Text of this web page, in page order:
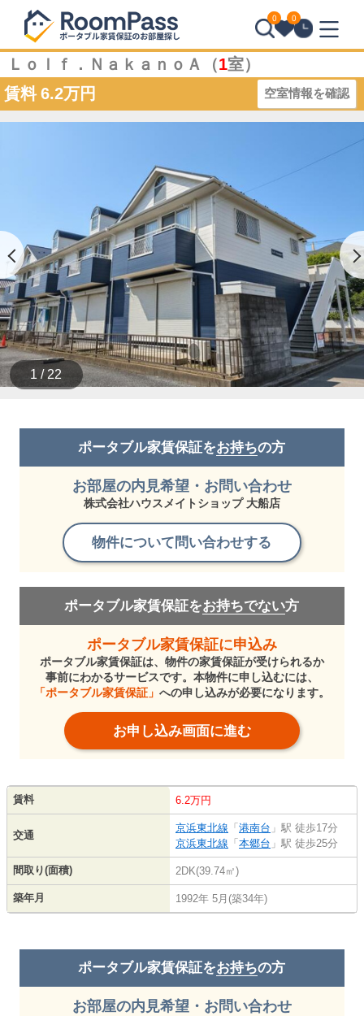
0 0
Ｌｏｌｆ．ＮａｋａｎｏＡ（1室）
賃料 6.2万円 空室情報を確認
1 / 22
ポータブル家賃保証をお持ちの方
お部屋の内見希望・お問い合わせ
株式会社ハウスメイトショップ 大船店
物件について問い合わせする
ポータブル家賃保証をお持ちでない方
ポータブル家賃保証に申込み
ポータブル家賃保証は、物件の家賃保証が受けられるか
事前にわかるサービスです。本物件に申し込むには、
「ポータブル家賃保証」 への申し込みが必要になります。
お申し込み画面に進む
賃料 6.2万円
交通
京浜東北線 「港南台 」駅 徒歩17分
京浜東北線 「本郷台 」駅 徒歩25分
間取り(面積) 2DK(39.74㎡)
築年月 1992年 5月(築34年)
ポータブル家賃保証をお持ちの方
お部屋の内見希望・お問い合わせ